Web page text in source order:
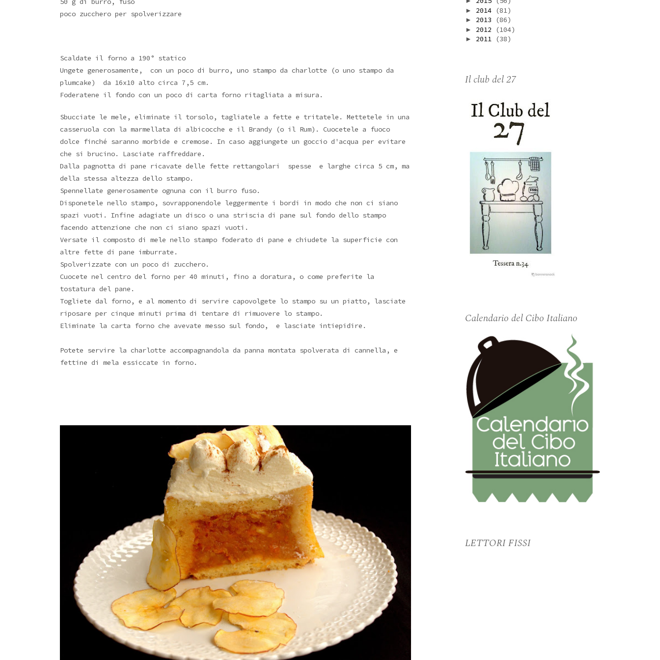
poco zucchero per spolverizzare
Scaldate il forno a 190° statico
Ungete generosamente, con un poco di burro, uno stampo da charlotte (o uno stampo da
plumcake) da 16x10 alto circa 7,5 cm.
Foderatene il fondo con un poco di carta forno ritagliata a misura.
Sbucciate le mele, eliminate il torsolo, tagliatele a fette e tritatele. Mettetele in una
casseruola con la marmellata di albicocche e il Brandy (o il Rum). Cuocetele a fuoco
dolce finché saranno morbide e cremose. In caso aggiungete un goccio d'acqua per evitare
che si brucino. Lasciate raffreddare.
Dalla pagnotta di pane ricavate delle fette rettangolari spesse e larghe circa 5 cm, ma
della stessa altezza dello stampo.
Spennellate generosamente ognuna con il burro fuso.
Disponetele nello stampo, sovrapponendole leggermente i bordi in modo che non ci siano
spazi vuoti. Infine adagiate un disco o una striscia di pane sul fondo dello stampo
facendo attenzione che non ci siano spazi vuoti.
Versate il composto di mele nello stampo foderato di pane e chiudete la superficie con
altre fette di pane imburrate.
Spolverizzate con un poco di zucchero.
Cuocete nel centro del forno per 40 minuti, fino a doratura, o come preferite la
tostatura del pane.
Togliete dal forno, e al momento di servire capovolgete lo stampo su un piatto, lasciate
riposare per cinque minuti prima di tentare di rimuovere lo stampo.
Eliminate la carta forno che avevate messo sul fondo, e lasciate intiepidire.
Potete servire la charlotte accompagnandola da panna montata spolverata di cannella, e
fettine di mela essiccate in forno.
► 2014 (81)
► 2013 (86)
► 2012 (104)
► 2011 (38)
Il club del 27
Calendario del Cibo Italiano
LETTORI FISSI